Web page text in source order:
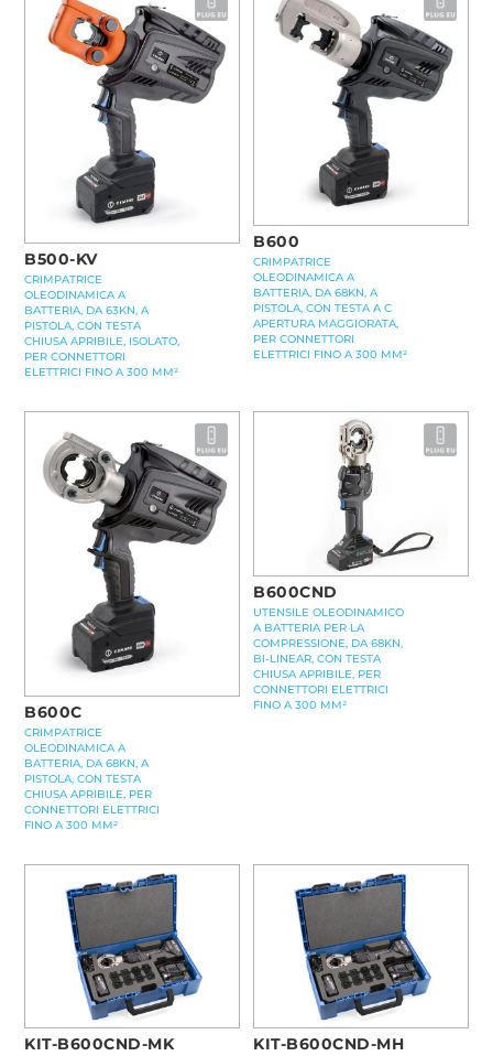
B500-KV
CRIMPATRICE
OLEODINAMICA A
BATTERIA, DA 63KN, A
PISTOLA, CON TESTA
CHIUSA APRIBILE, ISOLATO,
PER CONNETTORI
ELETTRICI FINO A 300 MM²
B600
CRIMPATRICE
OLEODINAMICA A
BATTERIA, DA 68KN, A
PISTOLA, CON TESTA A C
APERTURA MAGGIORATA,
PER CONNETTORI
ELETTRICI FINO A 300 MM²
B600C
CRIMPATRICE
OLEODINAMICA A
BATTERIA, DA 68KN, A
PISTOLA, CON TESTA
CHIUSA APRIBILE, PER
CONNETTORI ELETTRICI
FINO A 300 MM²
B600CND
UTENSILE OLEODINAMICO
A BATTERIA PER LA
COMPRESSIONE, DA 68KN,
BI-LINEAR, CON TESTA
CHIUSA APRIBILE, PER
CONNETTORI ELETTRICI
FINO A 300 MM²
KIT-B600CND-MK KIT-B600CND-MH